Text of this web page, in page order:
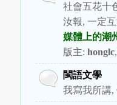
社會五花十
汝報, 一定
媒體上的潮
版主: honglc,
閩語文學
我寫我所講,